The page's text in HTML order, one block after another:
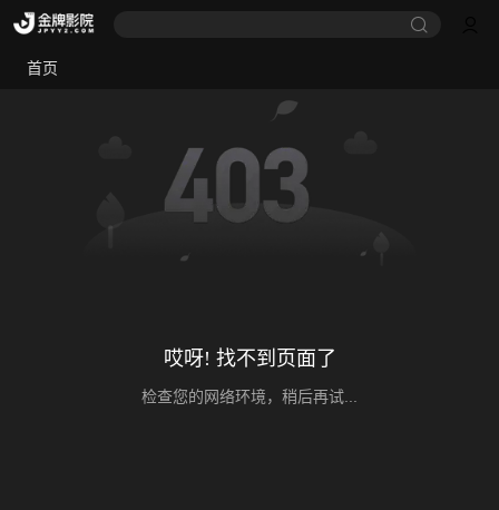
首页
哎呀! 找不到页面了
检查您的网络环境，稍后再试...